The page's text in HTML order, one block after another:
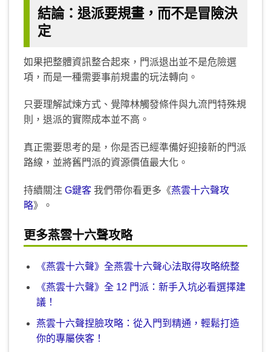
結論：退派要規畫，而不是冒險決
定
如果把整體資訊整合起來，門派退出並不是危險選
項，而是一種需要事前規畫的玩法轉向。
只要理解試煉方式、覺障林觸發條件與九流門特殊規
則，退派的實際成本並不高。
真正需要思考的是，你是否已經準備好迎接新的門派
路線，並將舊門派的資源價值最大化。
持續關注 G鍵客 我們帶你看更多《燕雲十六聲攻
略》。
更多燕雲十六聲攻略
《燕雲十六聲》全燕雲十六聲心法取得攻略統整
《燕雲十六聲》全 12 門派：新手入坑必看選擇建
議！
燕雲十六聲捏臉攻略：從入門到精通，輕鬆打造
你的專屬俠客！